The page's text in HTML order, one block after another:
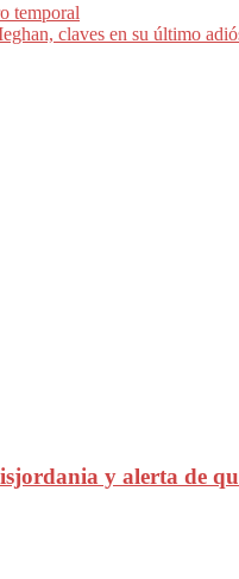
temporal
claves en su último
y alerta de